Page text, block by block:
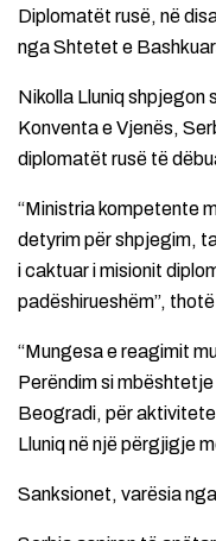
Diplomatët rusë, në
nga Shtetet e
Nikolla Lluniq shpjegon
Konventa e Vjenës,
diplomatët rusë të
“Ministria kompetente
detyrim për shpjegim,
i caktuar i misionit
padëshirueshëm”, thotë
“Mungesa e reagimit
Perëndim si
Beogradi, për
Lluniq në një përgjigje
Sanksionet, varësia